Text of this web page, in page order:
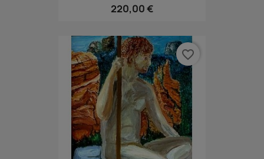
220,00 €
favorite_border